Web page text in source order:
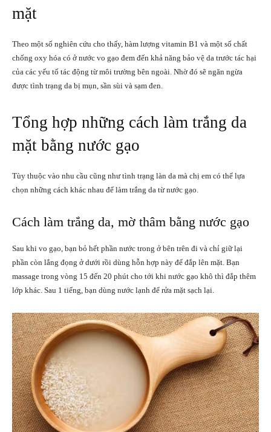
mặt
Theo một số nghiên cứu cho thấy, hàm lượng vitamin B1 và một số chất
chống oxy hóa có ở nước vo gạo đem đến khả năng bảo vệ da trước tác hại
của các yếu tố tác động từ môi trường bên ngoài. Nhờ đó sẽ ngăn ngừa
được tình trạng da bị mụn, sần sùi và sạm đen.
Tổng hợp những cách làm trắng da
mặt bằng nước gạo
Tùy thuộc vào nhu cầu cũng như tình trạng làn da mà chị em có thể lựa
chọn những cách khác nhau để làm trắng da từ nước gạo.
Cách làm trắng da, mờ thâm bằng nước gạo
Sau khi vo gạo, bạn bỏ hết phần nước trong ở bên trên đi và chỉ giữ lại
phần còn lắng đọng ở dưới rồi dùng hỗn hợp này để đắp lên mặt. Bạn
massage trong vòng 15 đến 20 phút cho tới khi nước gạo khô thì đắp thêm
lớp khác. Sau 1 tiếng, bạn dùng nước lạnh để rửa mặt sạch lại.